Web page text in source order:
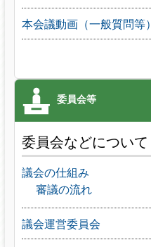
本会議動画（一般質問等）
委員会などについて
議会の仕組み
審議の流れ
議会運営委員会